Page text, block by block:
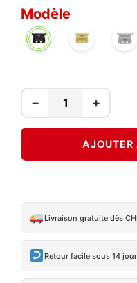
Modèle
DLC GOLD
− +
AJOUTER
Livraison gratuite dès
Retour facile sous 14